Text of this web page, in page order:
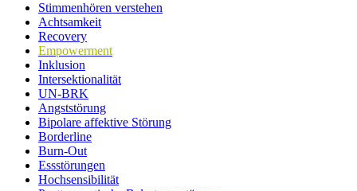
Stimmenhören verstehen
Achtsamkeit
Recovery
Empowerment
Inklusion
Intersektionalität
UN-BRK
Angststörung
Bipolare affektive Störung
Borderline
Burn-Out
Essstörungen
Hochsensibilität